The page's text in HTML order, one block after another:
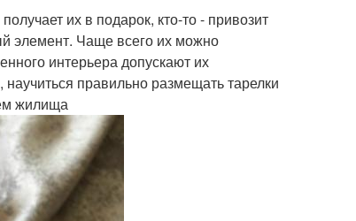
их в подарок, кто-то - привозит
элемент. Чаще всего их можно
интерьера допускают их
научиться правильно размещать тарелки
жилища